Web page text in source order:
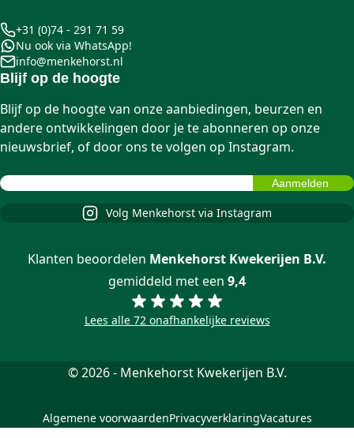
+31 (0)74 - 291 71 59
Nu ook via WhatsApp!
info@menkehorst.nl
Blijf op de hoogte
Blijf op de hoogte van onze aanbiedingen, beurzen en
andere ontwikkelingen door je te abonneren op onze
nieuwsbrief, of door ons te volgen op Instagram.
Volg Menkehorst via Instagram
Klanten beoordelen Menkehorst Kwekerijen B.V.
gemiddeld met een 9,4
Lees alle 72 onafhankelijke reviews
© 2026 - Menkehorst Kwekerijen B.V.
Algemene voorwaardenPrivacyverklaringVacatures